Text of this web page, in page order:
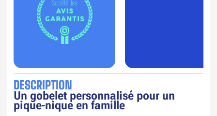
DESCRIPTION
Un gobelet personnalisé pour un
pique-nique en famille